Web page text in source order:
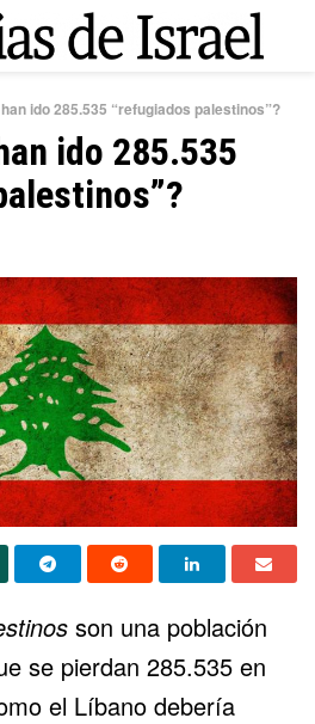
ido 285.535 “refugiados palestinos”?
ido 285.535
son una población
se pierdan 285.535 en
el Líbano debería